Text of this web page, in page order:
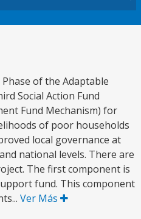
of the Adaptable
Social Action Fund
Fund Mechanism) for
of poor households
local governance at
national levels. There are
The first component is
fund. This component
Ver Más